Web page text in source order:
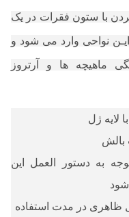
با ستون فقرات در یک
نواحی وارد می شود و
ماهیچه ها و آرتروز
لایه ژل
بالش
به دستور العمل این
ظاهری در مدت استفاده